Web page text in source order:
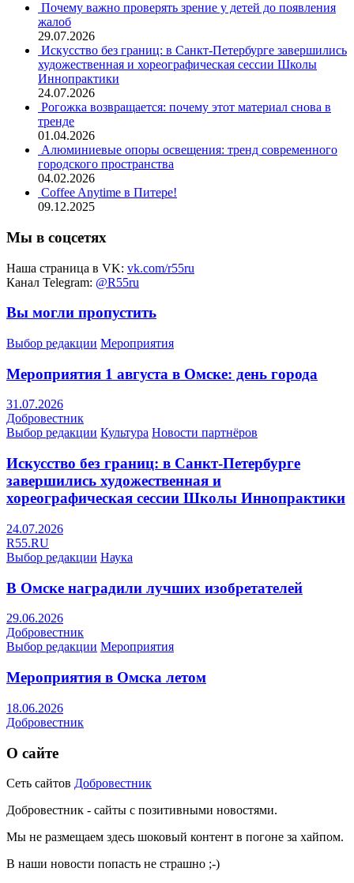
Почему важно проверять зрение у детей до появления
жалоб
29.07.2026
Искусство без границ: в Санкт-Петербурге завершились
художественная и хореографическая сессии Школы
Иннопрактики
24.07.2026
Рогожка возвращается: почему этот материал снова в
тренде
01.04.2026
Алюминиевые опоры освещения: тренд современного
городского пространства
04.02.2026
Coffee Anytime в Питере!
09.12.2025
Мы в соцсетях
Наша страница в VK: vk.com/r55ru
Канал Telegram: @R55ru
Вы могли пропустить
Выбор редакции Мероприятия
Мероприятия 1 августа в Омске: день города
31.07.2026
Добровестник
Выбор редакции Культура Новости партнёров
Искусство без границ: в Санкт-Петербурге
завершились художественная и
хореографическая сессии Школы Иннопрактики
24.07.2026
R55.RU
Выбор редакции Наука
В Омске наградили лучших изобретателей
29.06.2026
Добровестник
Выбор редакции Мероприятия
Мероприятия в Омска летом
18.06.2026
Добровестник
О сайте
Сеть сайтов Добровестник
Добровестник - сайты с позитивными новостями.
Мы не размещаем здесь шоковый контент в погоне за хайпом.
В наши новости попасть не страшно ;-)